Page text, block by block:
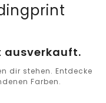
ausverkauft.
dir stehen. Entdecke
Farben.